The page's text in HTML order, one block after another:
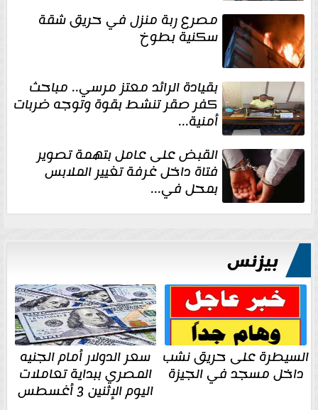
مصرع ربة منزل في حريق شقة
سكنية بطوخ
بقيادة الرائد معتز مرسي.. مباحث
كفر صقر تنشط بقوة وتوجه ضربات
أمنية...
القبض على عامل بتهمة تصوير
فتاة داخل غرفة تغيير الملابس
بمحل في...
بيزنس
السيطرة على حريق نشب
داخل مسجد في الجيزة
سعر الدولار أمام الجنيه
المصري ببداية تعاملات
اليوم الإثنين 3 أغسطس